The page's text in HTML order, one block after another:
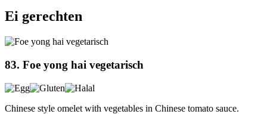
Ei gerechten
83. Foe yong hai vegetarisch
Chinese style omelet with vegetables in Chinese tomato sauce.